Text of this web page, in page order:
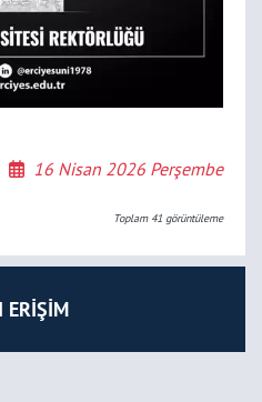
ERİŞİM
16 Nisan 2026 Perşembe
Toplam 41 görüntüleme